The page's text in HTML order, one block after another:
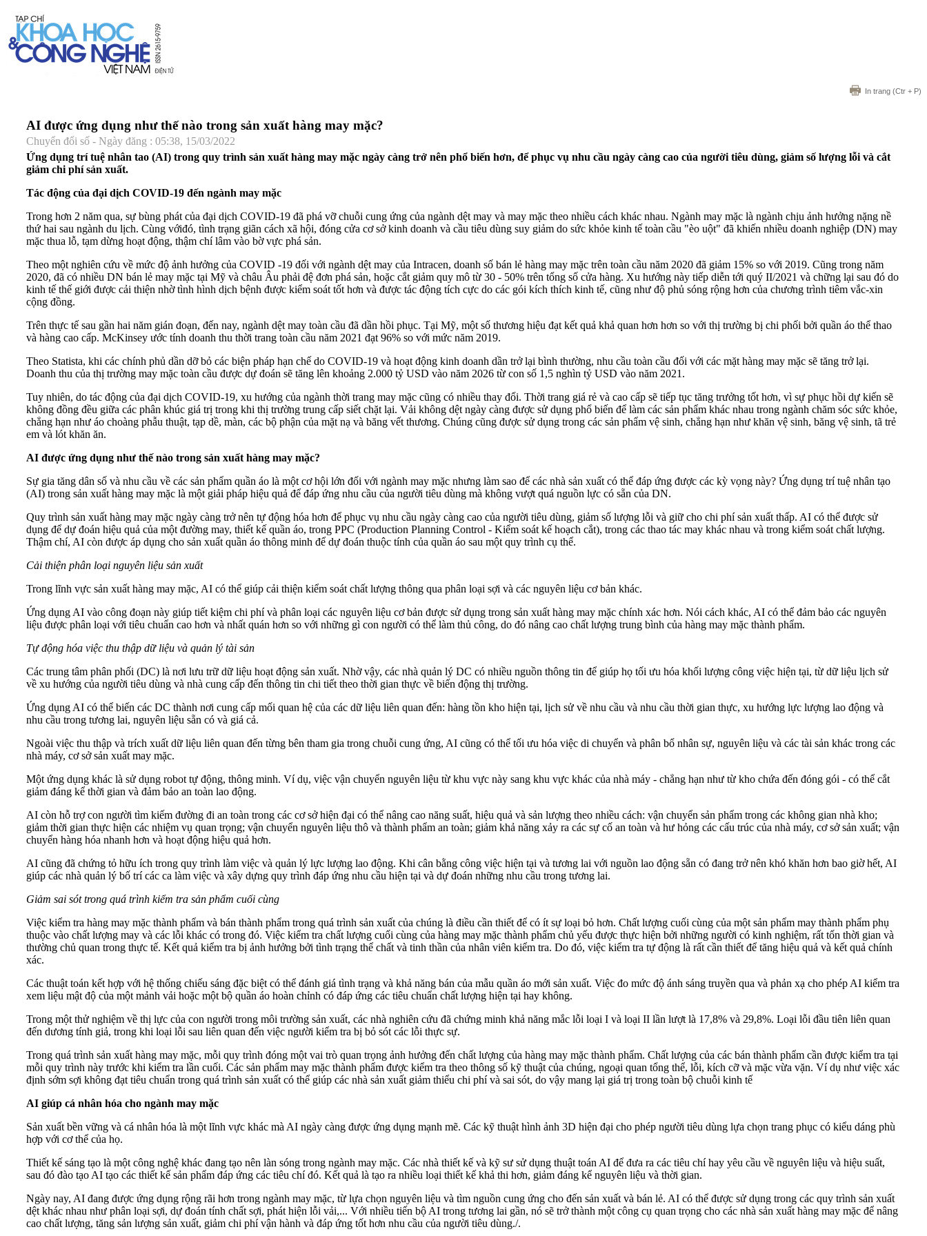
In trang (Ctr + P)
AI được ứng dụng như thế nào trong sản xuất hàng may mặc?
Chuyển đổi số - Ngày đăng : 05:38, 15/03/2022
Ứng dụng trí tuệ nhân tao (AI) trong quy trình sản xuất hàng may mặc ngày càng trở nên phổ biến hơn, để phục vụ nhu cầu ngày càng cao của người tiêu dùng, giảm số lượng lỗi và cắt
giảm chi phí sản xuất.
Tác động của đại dịch COVID-19 đến ngành may mặc
Trong hơn 2 năm qua, sự bùng phát của đại dịch COVID-19 đã phá vỡ chuỗi cung ứng của ngành dệt may và may mặc theo nhiều cách khác nhau. Ngành may mặc là ngành chịu ảnh hưởng nặng nề
thứ hai sau ngành du lịch. Cùng vớiđó, tình trạng giãn cách xã hội, đóng cửa cơ sở kinh doanh và cầu tiêu dùng suy giảm do sức khỏe kinh tế toàn cầu "èo uột" đã khiến nhiều doanh nghiệp (DN) may
mặc thua lỗ, tạm dừng hoạt động, thậm chí lâm vào bờ vực phá sản.
Theo một nghiên cứu về mức độ ảnh hưởng của COVID -19 đối với ngành dệt may của Intracen, doanh số bán lẻ hàng may mặc trên toàn cầu năm 2020 đã giảm 15% so với 2019. Cũng trong năm
2020, đã có nhiều DN bán lẻ may mặc tại Mỹ và châu Âu phải đệ đơn phá sản, hoặc cắt giảm quy mô từ 30 - 50% trên tổng số cửa hàng. Xu hướng này tiếp diễn tới quý II/2021 và chững lại sau đó do
kinh tế thế giới được cải thiện nhờ tình hình dịch bệnh được kiểm soát tốt hơn và được tác động tích cực do các gói kích thích kinh tế, cũng như độ phủ sóng rộng hơn của chương trình tiêm vắc-xin
cộng đồng.
Trên thực tế sau gần hai năm gián đoạn, đến nay, ngành dệt may toàn cầu đã dần hồi phục. Tại Mỹ, một số thương hiệu đạt kết quả khả quan hơn hơn so với thị trường bị chi phối bởi quần áo thể thao
và hàng cao cấp. McKinsey ước tính doanh thu thời trang toàn cầu năm 2021 đạt 96% so với mức năm 2019.
Theo Statista, khi các chính phủ dần dỡ bỏ các biện pháp hạn chế do COVID-19 và hoạt động kinh doanh dần trở lại bình thường, nhu cầu toàn cầu đối với các mặt hàng may mặc sẽ tăng trở lại.
Doanh thu của thị trường may mặc toàn cầu được dự đoán sẽ tăng lên khoảng 2.000 tỷ USD vào năm 2026 từ con số 1,5 nghìn tỷ USD vào năm 2021.
Tuy nhiên, do tác động của đại dịch COVID-19, xu hướng của ngành thời trang may mặc cũng có nhiều thay đổi. Thời trang giá rẻ và cao cấp sẽ tiếp tục tăng trưởng tốt hơn, vì sự phục hồi dự kiến sẽ
không đồng đều giữa các phân khúc giá trị trong khi thị trường trung cấp siết chặt lại. Vải không dệt ngày càng được sử dụng phổ biến để làm các sản phẩm khác nhau trong ngành chăm sóc sức khỏe,
chẳng hạn như áo choàng phẫu thuật, tạp dề, màn, các bộ phận của mặt nạ và băng vết thương. Chúng cũng được sử dụng trong các sản phẩm vệ sinh, chẳng hạn như khăn vệ sinh, băng vệ sinh, tã trẻ
em và lót khăn ăn.
AI được ứng dụng như thế nào trong sản xuất hàng may mặc?
Sự gia tăng dân số và nhu cầu về các sản phẩm quần áo là một cơ hội lớn đối với ngành may mặc nhưng làm sao để các nhà sản xuất có thể đáp ứng được các kỳ vọng này? Ứng dụng trí tuệ nhân tạo
(AI) trong sản xuất hàng may mặc là một giải pháp hiệu quả để đáp ứng nhu cầu của người tiêu dùng mà không vượt quá nguồn lực có sẵn của DN.
Quy trình sản xuất hàng may mặc ngày càng trở nên tự động hóa hơn để phục vụ nhu cầu ngày càng cao của người tiêu dùng, giảm số lượng lỗi và giữ cho chi phí sản xuất thấp. AI có thể được sử
dụng để dự đoán hiệu quả của một đường may, thiết kế quần áo, trong PPC (Production Planning Control - Kiểm soát kế hoạch cắt), trong các thao tác may khác nhau và trong kiểm soát chất lượng.
Thậm chí, AI còn được áp dụng cho sản xuất quần áo thông minh để dự đoán thuộc tính của quần áo sau một quy trình cụ thể.
Cải thiện phân loại nguyên liệu sản xuất
Trong lĩnh vực sản xuất hàng may mặc, AI có thể giúp cải thiện kiểm soát chất lượng thông qua phân loại sợi và các nguyên liệu cơ bản khác.
Ứng dụng AI vào công đoạn này giúp tiết kiệm chi phí và phân loại các nguyên liệu cơ bản được sử dụng trong sản xuất hàng may mặc chính xác hơn. Nói cách khác, AI có thể đảm bảo các nguyên
liệu được phân loại với tiêu chuẩn cao hơn và nhất quán hơn so với những gì con người có thể làm thủ công, do đó nâng cao chất lượng trung bình của hàng may mặc thành phẩm.
Tự động hóa việc thu thập dữ liệu và quản lý tài sản
Các trung tâm phân phối (DC) là nơi lưu trữ dữ liệu hoạt động sản xuất. Nhờ vậy, các nhà quản lý DC có nhiều nguồn thông tin để giúp họ tối ưu hóa khối lượng công việc hiện tại, từ dữ liệu lịch sử
về xu hướng của người tiêu dùng và nhà cung cấp đến thông tin chi tiết theo thời gian thực về biến động thị trường.
Ứng dụng AI có thể biến các DC thành nơi cung cấp mối quan hệ của các dữ liệu liên quan đến: hàng tồn kho hiện tại, lịch sử về nhu cầu và nhu cầu thời gian thực, xu hướng lực lượng lao động và
nhu cầu trong tương lai, nguyên liệu sẵn có và giá cả.
Ngoài việc thu thập và trích xuất dữ liệu liên quan đến từng bên tham gia trong chuỗi cung ứng, AI cũng có thể tối ưu hóa việc di chuyển và phân bổ nhân sự, nguyên liệu và các tài sản khác trong các
nhà máy, cơ sở sản xuất may mặc.
Một ứng dụng khác là sử dụng robot tự động, thông minh. Ví dụ, việc vận chuyển nguyên liệu từ khu vực này sang khu vực khác của nhà máy - chẳng hạn như từ kho chứa đến đóng gói - có thể cắt
giảm đáng kể thời gian và đảm bảo an toàn lao động.
AI còn hỗ trợ con người tìm kiếm đường đi an toàn trong các cơ sở hiện đại có thể nâng cao năng suất, hiệu quả và sản lượng theo nhiều cách: vận chuyển sản phẩm trong các không gian nhà kho;
giảm thời gian thực hiện các nhiệm vụ quan trọng; vận chuyển nguyên liệu thô và thành phẩm an toàn; giảm khả năng xảy ra các sự cố an toàn và hư hỏng các cấu trúc của nhà máy, cơ sở sản xuất; vận
chuyển hàng hóa nhanh hơn và hoạt động hiệu quả hơn.
AI cũng đã chứng tỏ hữu ích trong quy trình làm việc và quản lý lực lượng lao động. Khi cân bằng công việc hiện tại và tương lai với nguồn lao động sẵn có đang trở nên khó khăn hơn bao giờ hết, AI
giúp các nhà quản lý bố trí các ca làm việc và xây dựng quy trình đáp ứng nhu cầu hiện tại và dự đoán những nhu cầu trong tương lai.
Giảm sai sót trong quá trình kiểm tra sản phẩm cuối cùng
Việc kiểm tra hàng may mặc thành phẩm và bán thành phẩm trong quá trình sản xuất của chúng là điều cần thiết để có ít sự loại bỏ hơn. Chất lượng cuối cùng của một sản phẩm may thành phẩm phụ
thuộc vào chất lượng may và các lỗi khác có trong đó. Việc kiểm tra chất lượng cuối cùng của hàng may mặc thành phẩm chủ yếu được thực hiện bởi những người có kinh nghiệm, rất tốn thời gian và
thường chủ quan trong thực tế. Kết quả kiểm tra bị ảnh hưởng bởi tình trạng thể chất và tinh thần của nhân viên kiểm tra. Do đó, việc kiểm tra tự động là rất cần thiết để tăng hiệu quả và kết quả chính
xác.
Các thuật toán kết hợp với hệ thống chiếu sáng đặc biệt có thể đánh giá tình trạng và khả năng bán của mẫu quần áo mới sản xuất. Việc đo mức độ ánh sáng truyền qua và phản xạ cho phép AI kiểm tra
xem liệu mật độ của một mảnh vải hoặc một bộ quần áo hoàn chỉnh có đáp ứng các tiêu chuẩn chất lượng hiện tại hay không.
Trong một thử nghiệm về thị lực của con người trong môi trường sản xuất, các nhà nghiên cứu đã chứng minh khả năng mắc lỗi loại I và loại II lần lượt là 17,8% và 29,8%. Loại lỗi đầu tiên liên quan
đến dương tính giả, trong khi loại lỗi sau liên quan đến việc người kiểm tra bị bỏ sót các lỗi thực sự.
Trong quá trình sản xuất hàng may mặc, mỗi quy trình đóng một vai trò quan trọng ảnh hưởng đến chất lượng của hàng may mặc thành phẩm. Chất lượng của các bán thành phẩm cần được kiểm tra tại
mỗi quy trình này trước khi kiểm tra lần cuối. Các sản phẩm may mặc thành phẩm được kiểm tra theo thông số kỹ thuật của chúng, ngoại quan tổng thể, lỗi, kích cỡ và mặc vừa vặn. Ví dụ như việc xác
định sớm sợi không đạt tiêu chuẩn trong quá trình sản xuất có thể giúp các nhà sản xuất giảm thiểu chi phí và sai sót, do vậy mang lại giá trị trong toàn bộ chuỗi kinh tế
AI giúp cá nhân hóa cho ngành may mặc
Sản xuất bền vững và cá nhân hóa là một lĩnh vực khác mà AI ngày càng được ứng dụng mạnh mẽ. Các kỹ thuật hình ảnh 3D hiện đại cho phép người tiêu dùng lựa chọn trang phục có kiểu dáng phù
hợp với cơ thể của họ.
Thiết kế sáng tạo là một công nghệ khác đang tạo nên làn sóng trong ngành may mặc. Các nhà thiết kế và kỹ sư sử dụng thuật toán AI để đưa ra các tiêu chí hay yêu cầu về nguyên liệu và hiệu suất,
sau đó đào tạo AI tạo các thiết kế sản phẩm đáp ứng các tiêu chí đó. Kết quả là tạo ra nhiều loại thiết kế khả thi hơn, giảm đáng kể nguyên liệu và thời gian.
Ngày nay, AI đang được ứng dụng rộng rãi hơn trong ngành may mặc, từ lựa chọn nguyên liệu và tìm nguồn cung ứng cho đến sản xuất và bán lẻ. AI có thể được sử dụng trong các quy trình sản xuất
dệt khác nhau như phân loại sợi, dự đoán tính chất sợi, phát hiện lỗi vải,... Với nhiều tiến bộ AI trong tương lai gần, nó sẽ trở thành một công cụ quan trọng cho các nhà sản xuất hàng may mặc để nâng
cao chất lượng, tăng sản lượng sản xuất, giảm chi phí vận hành và đáp ứng tốt hơn nhu cầu của người tiêu dùng./.